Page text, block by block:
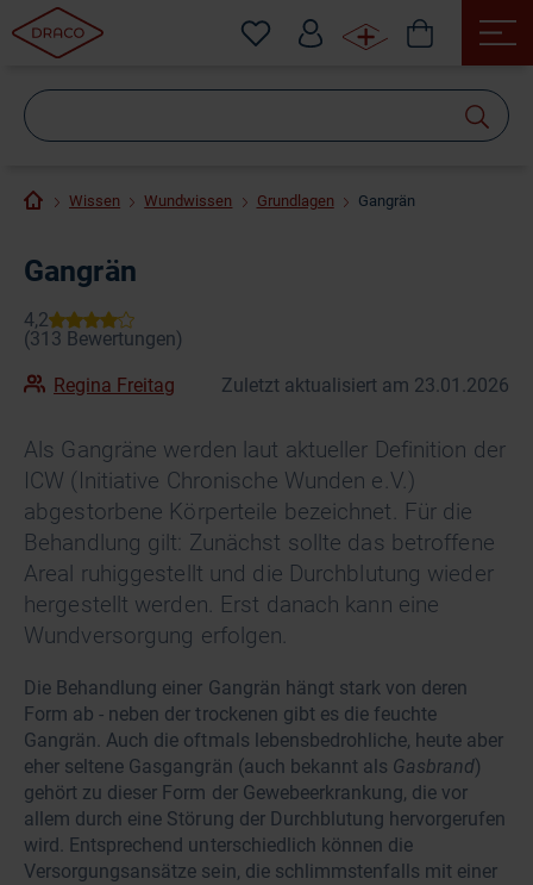
Wissen Wundwissen Grundlagen Gangrän
Gangrän
Regina Freitag Zuletzt aktualisiert am 23.01.2026
Als Gangräne werden laut aktueller Definition der
ICW (Initiative Chronische Wunden e.V.)
abgestorbene Körperteile bezeichnet. Für die
Behandlung gilt: Zunächst sollte das betroffene
Areal ruhiggestellt und die Durchblutung wieder
hergestellt werden. Erst danach kann eine
Wundversorgung erfolgen.
Die Behandlung einer Gangrän hängt stark von deren
Form ab - neben der trockenen gibt es die feuchte
Gangrän. Auch die oftmals lebensbedrohliche, heute aber
eher seltene Gasgangrän (auch bekannt als Gasbrand)
gehört zu dieser Form der Gewebeerkrankung, die vor
allem durch eine Störung der Durchblutung hervorgerufen
wird. Entsprechend unterschiedlich können die
Versorgungsansätze sein, die schlimmstenfalls mit einer
suchen